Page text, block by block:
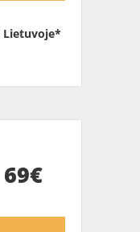
Lietuvoje*
69€